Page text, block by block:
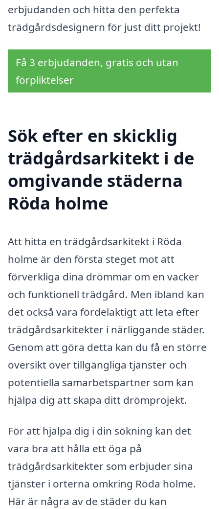
erbjudanden och hitta den perfekta
trädgårdsdesignern för just ditt projekt!
Få 3 erbjudanden, gratis och utan
förpliktelser
Sök efter en skicklig
trädgårdsarkitekt i de
omgivande städerna
Röda holme
Att hitta en trädgårdsarkitekt i Röda
holme är den första steget mot att
förverkliga dina drömmar om en vacker
och funktionell trädgård. Men ibland kan
det också vara fördelaktigt att leta efter
trädgårdsarkitekter i närliggande städer.
Genom att göra detta kan du få en större
översikt över tillgängliga tjänster och
potentiella samarbetspartner som kan
hjälpa dig att skapa ditt drömprojekt.
För att hjälpa dig i din sökning kan det
vara bra att hålla ett öga på
trädgårdsarkitekter som erbjuder sina
tjänster i orterna omkring Röda holme.
Här är några av de städer du kan